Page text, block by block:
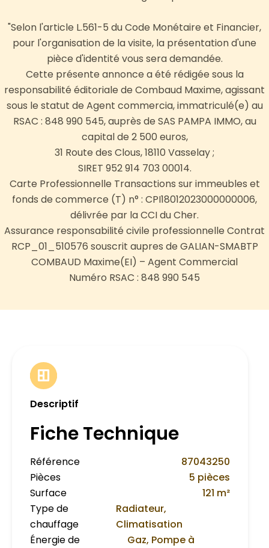
"Selon l'article L.561-5 du Code Monétaire et Financier,
pour l'organisation de la visite, la présentation d'une
pièce d'identité vous sera demandée.
Cette présente annonce a été rédigée sous la
responsabilité éditoriale de Combaud Maxime, agissant
sous le statut de Agent commercia, immatriculé(e) au
RSAC : 848 990 545, auprès de SAS PAMPA IMMO, au
capital de 2 500 euros,
31 Route des Clous, 18110 Vasselay ;
SIRET 952 914 703 00014.
Carte Professionnelle Transactions sur immeubles et
fonds de commerce (T) n° : CPI18012023000000006,
délivrée par la CCI du Cher.
Assurance responsabilité civile professionnelle Contrat
RCP_01_510576 souscrit aupres de GALIAN-SMABTP
COMBAUD Maxime(EI) – Agent Commercial
Numéro RSAC : 848 990 545
Descriptif
Fiche Technique
Référence
87043250
Pièces
5 pièces
Surface
121 m²
Type de
chauffage
Radiateur,
Climatisation
Énergie de
Gaz, Pompe à